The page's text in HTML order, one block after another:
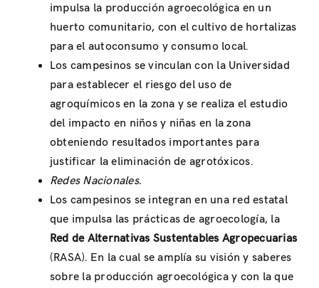
impulsa la producción agroecológica en un
huerto comunitario, con el cultivo de hortalizas
para el autoconsumo y consumo local.
Los campesinos se vinculan con la Universidad
para establecer el riesgo del uso de
agroquímicos en la zona y se realiza el estudio
del impacto en niños y niñas en la zona
obteniendo resultados importantes para
justificar la eliminación de agrotóxicos.
Redes Nacionales.
Los campesinos se integran en una red estatal
que impulsa las prácticas de agroecología, la
Red de Alternativas Sustentables Agropecuarias
(RASA). En la cual se amplía su visión y saberes
sobre la producción agroecológica y con la que